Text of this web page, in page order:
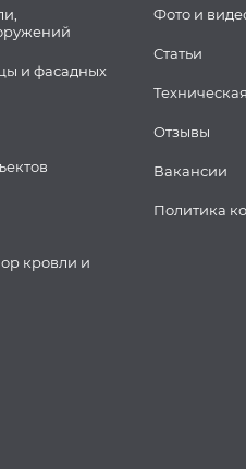
и фасадных
кровли и
Фото и
Статьи
Отзывы
Вакансии
Политика